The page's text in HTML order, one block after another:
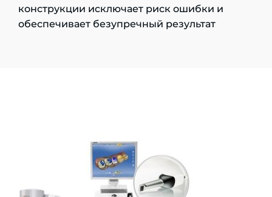
конструкции исключает риск ошибки и
обеспечивает безупречный результат